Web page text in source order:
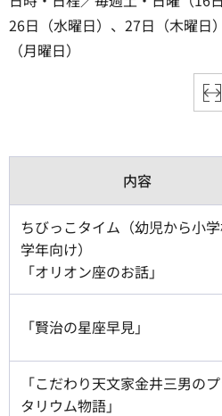
26日（水曜日）、27日（木曜日
（月曜日）
内容
ちびっこタイム（幼児から小
学年向け）
「オリオン座のお話」
「賢治の星座早見」
「こだわり天文家金井三男の
タリウム物語」